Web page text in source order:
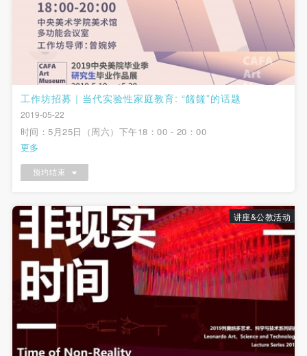
工作坊招募｜当代实验性家庭教育: “饈饈”的话题
2019-05-22
时间：5月25日（周六）下午18：00 - 20：00
更多
预约结束
讲座&公教活动
（3）、本协议包括纸质档和电子档，纸质档—式二
份，甲乙双方各执一份，均具有同等法律效力。
活动参与者意味着接受并承担本协议的全部义务，未
同意者意味着放弃参加此次活动的权利。凡参加这次
活动前，必须事先与自己的家属沟通，取得家属同
意，同时知晓并同意本免责声明。参加者签名/勾选
后，视作其家属也已知晓并同意。
我已认真阅读上述条款，并且同意。
（3）、本协议包括纸质档和电子档，纸质档—式二
份，甲乙双方各执一份，均具有同等法律效力。
活动参与者意味着接受并承担本协议的全部义务，未
同意者意味着放弃参加此次活动的权利。凡参加这次
活动前，必须事先与自己的家属沟通，取得家属同
意，同时知晓并同意本免责声明。参加者签名/勾选
后，视作其家属也已知晓并同意。
我已认真阅读上述条款，并且同意。
（3）、本协议包括纸质档和电子档，纸质档—式二
份，甲乙双方各执一份，均具有同等法律效力。
活动参与者意味着接受并承担本协议的全部义务，未
同意者意味着放弃参加此次活动的权利。凡参加这次
活动前，必须事先与自己的家属沟通，取得家属同
意，同时知晓并同意本免责声明。参加者签名/勾选
后，视作其家属也已知晓并同意。
我已认真阅读上述条款，并且同意。